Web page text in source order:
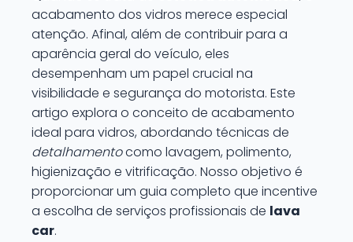
acabamento dos vidros merece especial
atenção. Afinal, além de contribuir para a
aparência geral do veículo, eles
desempenham um papel crucial na
visibilidade e segurança do motorista. Este
artigo explora o conceito de acabamento
ideal para vidros, abordando técnicas de
detalhamentocomo lavagem, polimento,
higienização e vitrificação. Nosso objetivo é
proporcionar um guia completo que incentive
a escolha de serviços profissionais de lava
car.